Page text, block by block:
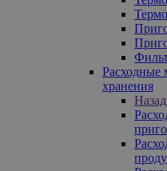
Расходные
хранения
Назад